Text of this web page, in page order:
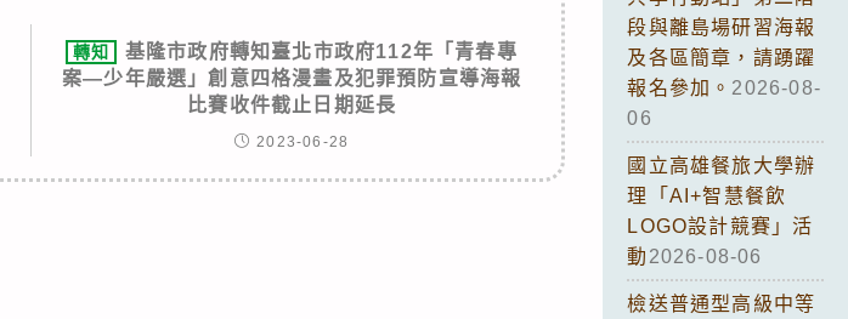
轉知
基隆市政府轉知臺北市政府112年「青春專
案—少年嚴選」創意四格漫畫及犯罪預防宣導海報
比賽收件截止日期延長
2023-06-28
段與離島場研習海報
及各區簡章，請踴躍
報名參加。 2026-08-
06
國立高雄餐旅大學辦
理「AI+智慧餐飲
LOGO設計競賽」活
動 2026-08-06
檢送普通型高級中等